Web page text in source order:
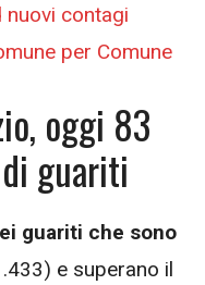
nuovi contagi
per Comune
oggi 83
guariti
guariti che sono
e superano il